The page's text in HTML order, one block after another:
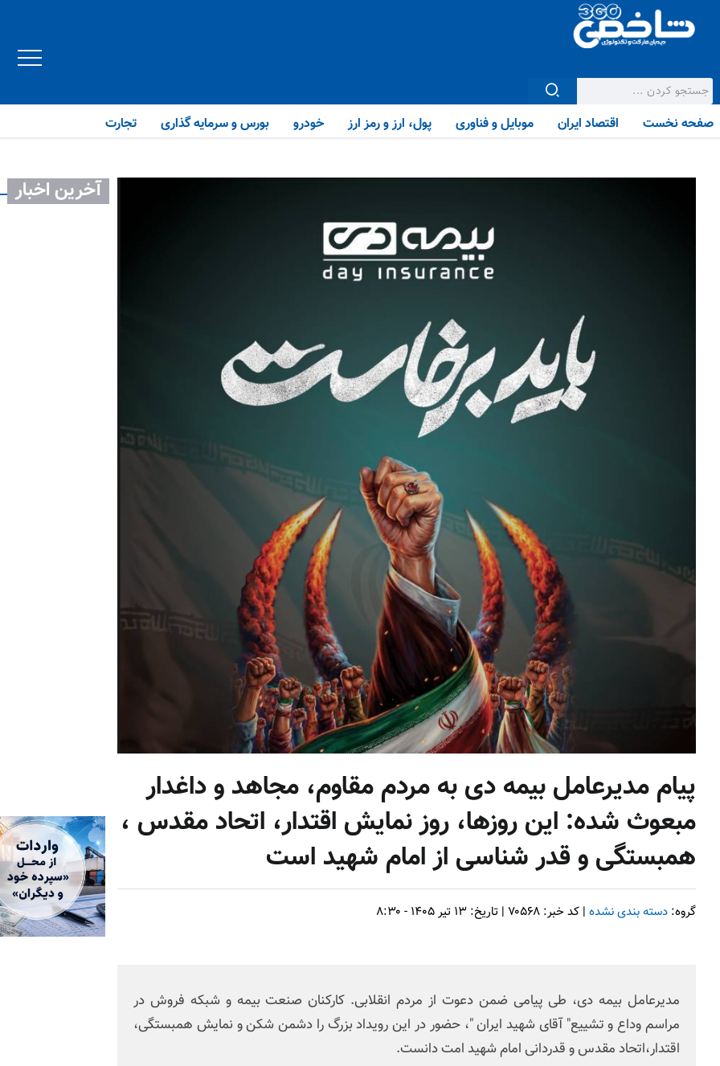
صفحه نخست اقتصاد ایران موبایل و فناوری پول، ارز و رمز ارز خودرو بورس و سرمایه گذاری تجارت
پیام مدیرعامل بیمه دی به مردم مقاوم، مجاهد و داغدار
مبعوث شده: این روزها، روز نمایش اقتدار، اتحاد مقدس ،
همبستگی و قدر شناسی از امام شهید است
گروه: دسته بندی نشده | کد خبر: ۷۰۵۶۸ | تاریخ: ۱۳ تیر ۱۴۰۵ - ۸:۳۰
مدیرعامل بیمه دی، طی پیامی ضمن دعوت از مردم انقلابی. کارکنان صنعت بیمه و شبکه فروش در
مراسم وداع و تشییع" آقای شهید ایران "، حضور در این رویداد بزرگ را دشمن شکن و نمایش همبستگی،
اقتدار،اتحاد مقدس و قدردانی امام شهید امت دانست.
آخرین اخبار